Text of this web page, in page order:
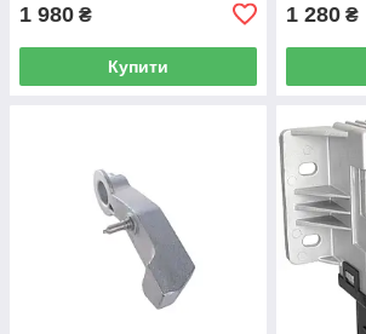
1 980 ₴
Купити
1 280 ₴